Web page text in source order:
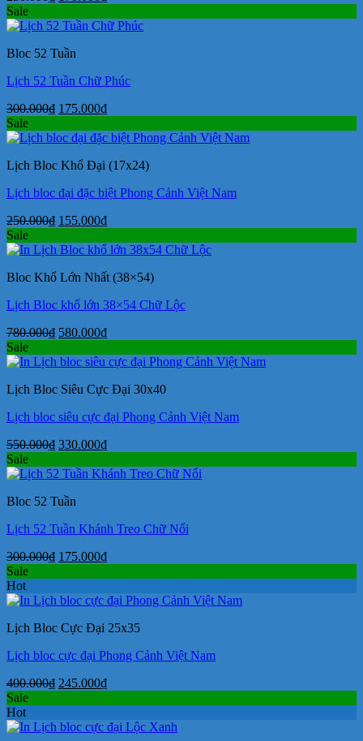
là:
tại
Sale
Bloc 52 Tuần
Lịch 52 Tuần Chữ Phúc
300.000₫ Giá
là:
175.000₫Giá
tại
175.000₫.
Sale
Lịch Bloc Khổ Đại (17x24)
Lịch bloc đại đặc biệt Phong Cảnh Việt Nam
250.000₫ Giá
là:
155.000₫Giá
tại
155.000₫.
Sale
Bloc Khổ Lớn Nhất (38×54)
Lịch Bloc khổ lớn 38×54 Chữ Lộc
780.000₫ Giá
là:
580.000₫Giá
tại
580.000₫.
Sale
Lịch Bloc Siêu Cực Đại 30x40
Lịch bloc siêu cực đại Phong Cảnh Việt Nam
550.000₫ Giá
là:
330.000₫Giá
tại
Sale
Bloc 52 Tuần
Lịch 52 Tuần Khánh Treo Chữ Nổi
300.000₫ Giá
300.000₫.
175.000₫Giá
là:
Sale
Hot
Lịch Bloc Cực Đại 25x35
Lịch bloc cực đại Phong Cảnh Việt Nam
400.000₫ Giá
400.000₫.
245.000₫Giá
là:
Sale
Hot